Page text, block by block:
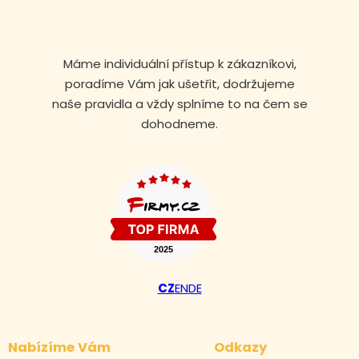
Máme individuální přístup k zákazníkovi,
poradíme Vám jak ušetřit, dodržujeme
naše pravidla a vždy splníme to na čem se
dohodneme.
CZENDE
Nabízíme Vám Odkazy